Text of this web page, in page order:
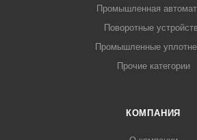
Промышленная
Поворотные
Промышленные
Прочие категории
КОМПАНИЯ